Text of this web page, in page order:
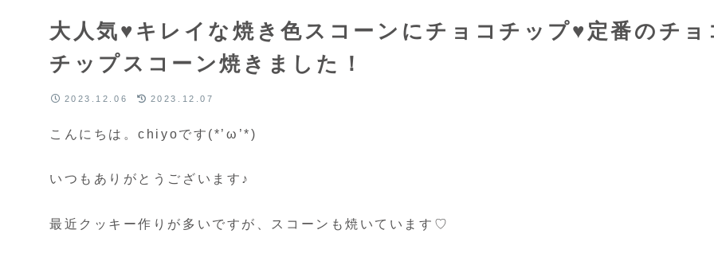
大人気♥キレイな焼き色スコーンにチョコチップ♥定番のチョ
チップスコーン焼きました！
2023.12.06 2023.12.07
こんにちは。chiyoです(*’ω’*)
いつもありがとうございます♪
最近クッキー作りが多いですが、スコーンも焼いています♡